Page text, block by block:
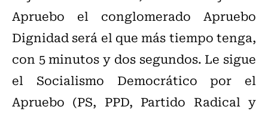
Apruebo el conglomerado Apruebo
Dignidad será el que más tiempo tenga,
con 5 minutos y dos segundos. Le sigue
el Socialismo Democrático por el
Apruebo (PS, PPD, Partido Radical y